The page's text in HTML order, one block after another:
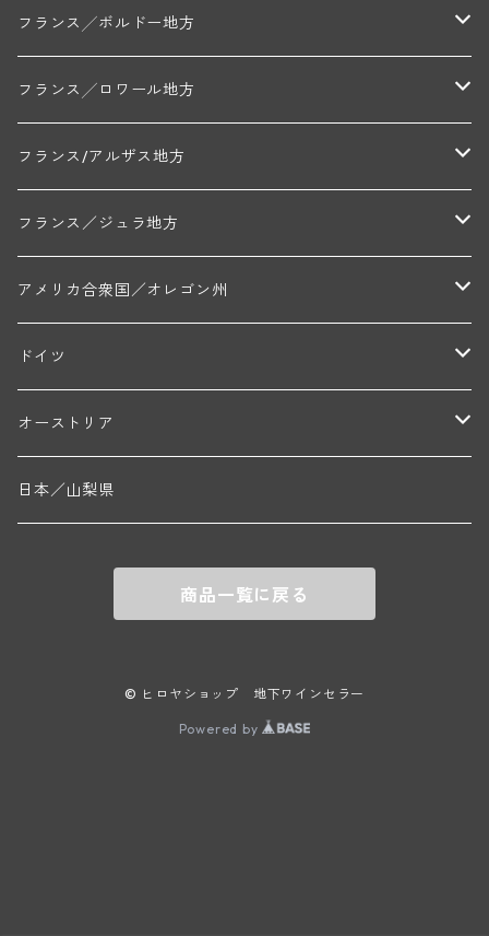
アラン・マティアス(トネロワ)
クロード・デュガ(ジュヴレ・シャンベルタン)
セラファン・ペール・エ・フィス(ジュヴレ・シャンベルタン)
エマニュエル・ルジェ(フラジェ・エシェゾー)
ニコラ・ルジェ(フラジェ・エシェゾー)
ドニ・モルテ(ジュヴレ・シャンベルタン)
コート・ド・ボーヌ地区
フランソワーズ・ジャニアール(ペルナン・ヴェルジュレス)
マルキ・ダンジェルヴィル(ヴォルネー)
ドニ・ペール・エ・フィス(ペルナン・ヴェルジュレス)
コント・ラフォン(ムルソー)
フランソワ・ミクルスキ(ムルソー)
コート・シャロネーズ地区
ロワイエ(コート・デュ・クーショワ)
A&Pド・ヴィレーヌ(ブーズロン)
マコネ地区
マンシア・ポンセ(シャントレ)
ボージョレ地区
フランク・ジュイヤール(ジュリエナ)
ギイ・ブルトン(モルゴン)
ジャン・ルイ・シャーヴ(エルミタージュ)
ジャン・ルイ・シャーヴ・セレクション(エルミタージュ)
南部地区
ル・ヴュー・ドンジョン(シャトーヌフ・デュ・パプ)
シャトー・ライヤ(シャトーヌフ・デュ・パプ)
コトー・デュ・ラングドック地区
ド・ロルチュ(ヴァルフローネ)
ヴァン・ド・ペイ・ド・レロー
ムーラン・ド・ガサック
フランス╱ボルドー地方
アントル・ドゥー・メール地区
シャトー・レストリーユ
メドック地区
シャトー・ル・タンプル
フランス╱ロワール地方
ペイ・ナンテ地区
デ・オー・ペミオン(ムスカデ)
サントル・ニヴェルネ地区
ディディエ・ダグノー(プイィ・フュメ)
レジス・ミネ(プイィ・フュメ)
トゥーレーヌ地区
ド・ラ・ノブレ(シノン)
フランス/アルザス地方
ロリー・ガスマン
フランス／ジュラ地方
アルボワ
ペリカン
アメリカ合衆国／オレゴン州
ウィラメット・ヴァレー
ニコラ・ジェイ
ドイツ
ラインガウ
ゲオルグ・ブロイヤー
フランケン
オーストリア
テルメンレギオン
セップ・モーザ―
カンプタール
日本／山梨県
商品一覧に戻る
© ヒロヤショップ 地下ワインセラー
Powered by